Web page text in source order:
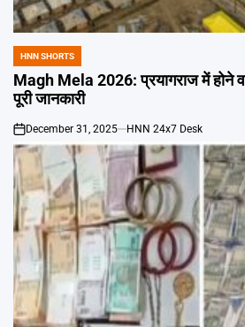
POSTED
IN
HNN SHORTS
Magh Mela 2026: प्रयागराज में होने
पूरी जानकारी
on
December 31, 2025 HNN 24x7 Desk